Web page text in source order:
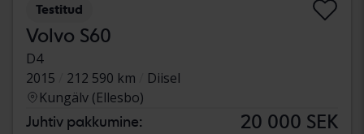
Testitud
Volvo S60
D4
2015
212 590 km
Diisel
Kungälv (Ellesbo)
Juhtiv pakkumine: 20 000 SEK